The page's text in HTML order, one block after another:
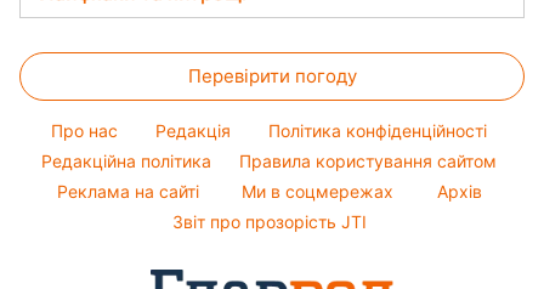
Новини Полтави
Новини Сум
Новини Черкаси
Настя Каменських
Віталій Козловський
Софія Ротару
Ольга Сумська
Філіп Кіркоров
Оптичні ілюзії
Народні прикмети
Усе про шоу-бізнес
Магнітні бурі
Погода на сьогодні
Погода на завтра
Пилова буря
Прання
Авто
Кімнатні рослини
Перевірити погоду
Про нас Редакція
Політика конфіденційності
Редакційна політика
Правила користування сайтом
Реклама на сайті
Ми в соцмережах
Архів
Звіт про прозорість JTI